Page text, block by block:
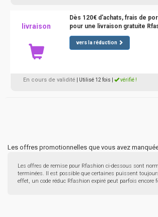
livraison
Dès 120€ d'achats, frais de
pour une livraison gratuite
vers la réduction
En cours de validité | Utilisé 12 fois vérifié !
Les offres promotionnelles que vous avez
Les offres de remise pour Rfashion ci-dessous sont
terminées. Il est possible que certaines puissent
effet, un code réduc Rfashion expiré peut parfois encore